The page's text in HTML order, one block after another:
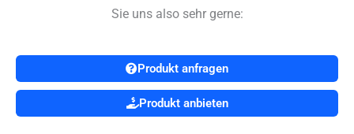
Sie uns also sehr gerne:
Produkt anfragen
Produkt anbieten